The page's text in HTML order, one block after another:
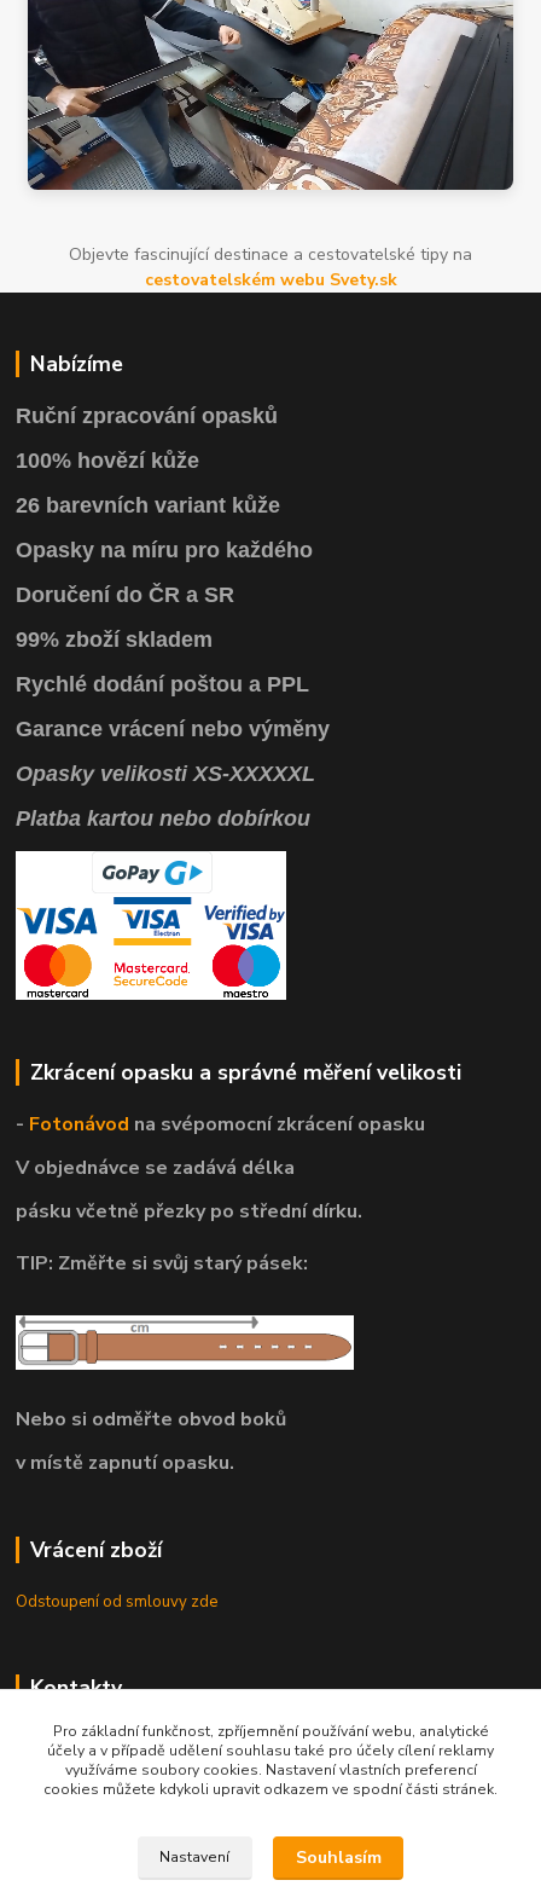
Objevte fascinující destinace a cestovatelské tipy na
cestovatelském webu Svety.sk
Nabízíme
Ruční zpracování opasků
100% hovězí kůže
26 barevních variant kůže
Opasky na míru pro každého
Doručení do ČR a SR
99% zboží skladem
Rychlé dodání poštou a PPL
Garance vrácení nebo výměny
OpaskyvelikostiXS-XXXXXL
Platba kartou nebo dobírkou
Zkrácení opasku a správné měření velikosti
- Fotonávod na svépomocnízkrácení opasku
V objednávce se zadává délka
pásku včetně přezky po střední dírku.
TIP: Změřte si svůj starý pásek:
Nebo si odměřte obvod boků
v místě zapnutí opasku.
Vrácení zboží
Odstoupení od smlouvy zde
Kontakty
8.00 - 22.00 / info@opasky.biz
Pro základní funkčnost, zpříjemnění používání webu, analytické
účely a v případě udělení souhlasu také pro účely cílení reklamy
využíváme soubory cookies. Nastavení vlastních preferencí
cookies můžete kdykoli upravit odkazem ve spodní části stránek.
Nastavení Souhlasím